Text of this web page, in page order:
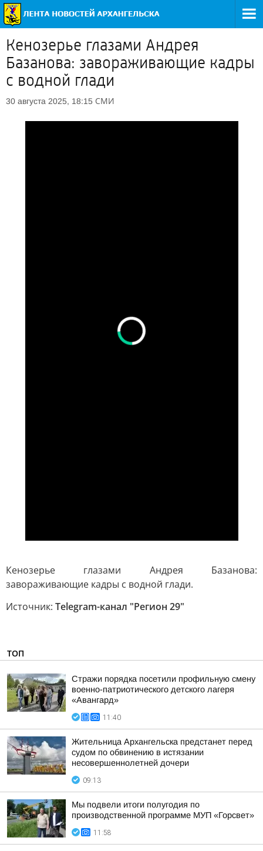
Кенозерье глазами Андрея
Базанова: завораживающие кадры
с водной глади
30 августа 2025, 18:15 СМИ
Кенозерье глазами Андрея Базанова:
завораживающие кадры с водной глади.
Источник: Telegram-канал "Регион 29"
ТОП
Стражи порядка посетили профильную смену
военно-патриотического детского лагеря
«Авангард»
11:40
Жительница Архангельска предстанет перед
судом по обвинению в истязании
несовершеннолетней дочери
09:13
Мы подвели итоги полугодия по
производственной программе МУП «Горсвет»
11:58